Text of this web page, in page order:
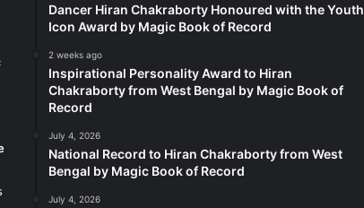
Dancer Hiran Chakraborty Honoured with the Youth
Icon Award by Magic Book of Record
2 weeks ago
Inspirational Personality Award to Hiran
Chakraborty from West Bengal by Magic Book of
Record
July 4, 2026
National Record to Hiran Chakraborty from West
Bengal by Magic Book of Record
July 4, 2026